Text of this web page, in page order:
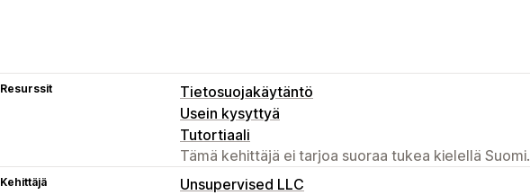
Resurssit
Tietosuojakäytäntö
Usein kysyttyä
Tutortiaali
Tämä kehittäjä ei tarjoa suoraa tukea kielellä Suomi.
Kehittäjä
Unsupervised LLC